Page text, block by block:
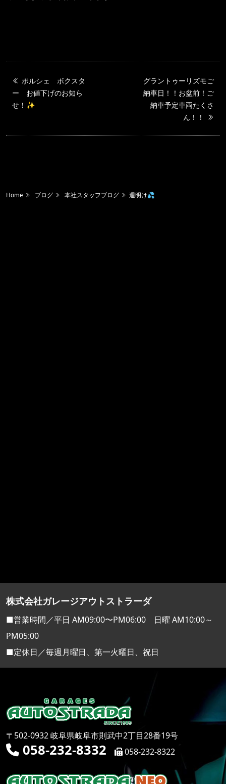
ポルシェ ボクスタ
ー お値下げのお知ら
せ！✨
グラントゥーリズモご
納車日！！お盆前！ご
納車予定車両たくさ
ん！！
Home ブログ 本社スタッフブログ 週明け💦
株式会社ガレージアウトストラーダ
■営業時間／平日 AM09:00〜PM06:00 日曜 AM10:00～
PM05:00
■定休日／毎週月曜日、第一火曜日、祝日
〒502-0932 岐阜県岐阜市則武中2丁目28番19号
058-232-8332 058-232-8322